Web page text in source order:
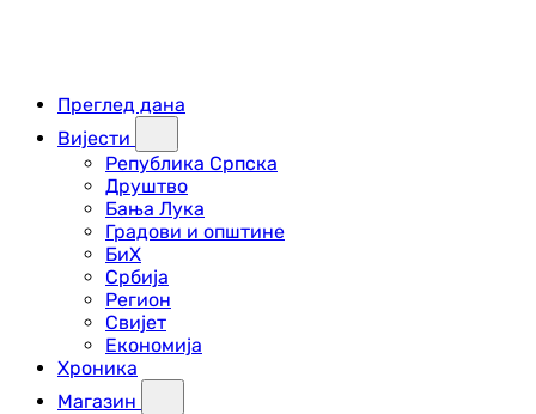
Преглед дана
Вијести
Република Српска
Друштво
Бања Лука
Градови и општине
БиХ
Србија
Регион
Свијет
Економија
Хроника
Магазин